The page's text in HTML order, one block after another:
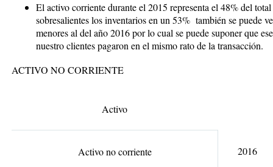
El activo corriente durante el 2015 representa el 48% del
sobresalientes los inventarios en un 53% también se puede
menores al del año 2016 por lo cual se puede suponer que
nuestro clientes pagaron en el mismo rato de la transacción.
ACTIVO NO CORRIENTE
Activo
Activo no corriente 2016